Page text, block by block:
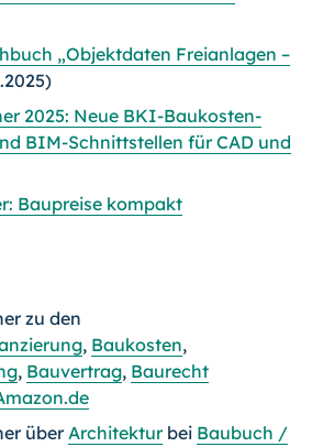
„Objektdaten Freianlagen –
2025: Neue BKI-Baukosten-
BIM-Schnittstellen für CAD und
Baupreise kompakt
zu den
, Baukosten,
, Bauvertrag, Baurecht
überArchitekturbei Baubuch /